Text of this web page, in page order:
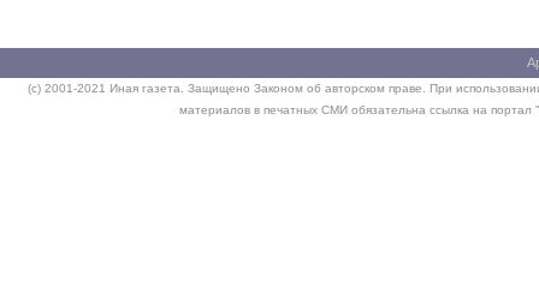
(c) 2001-2021 Иная газета. Защищено Законом об авторском праве. При
материалов в печатных СМИ обязательна ссылка на